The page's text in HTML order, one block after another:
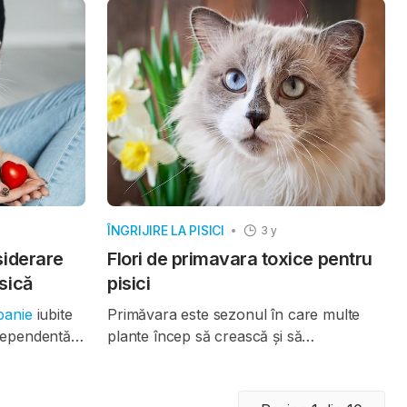
pot
Multe
sunt
sau chiar
discuta
pentru
prietenii
sănătos și fericit. Vizitați veterinarul
pentru un control de rutină, alimentați
pisoiul cu hrana potrivită, asigurați igiena
corespunzătoare, furnizați jucării și timp
de joacă, aveți grijă de igiena dentară, și
asigurați-vă că pisoiul este în siguranță în
casă. Acest articol vă va oferi mai multe
detalii despre fiecare dintre aceste sfaturi
și vă va ajuta să oferiți pisoiului dvs. cele
dezvolta sănătos.
iubite
și
ÎNGRIJIRE LA PISICI 3 y
Flori de primavara toxice pentru
pisici
Primăvara este sezonul în care multe
plante încep să crească și să
exemple de plante de primăvară toxice